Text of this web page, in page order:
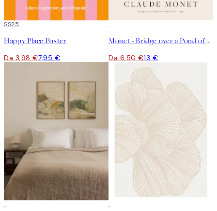
50%*
SS25
Happy Place Poster
Da 3,98 €7,95 €
Monet - Bridge over a Pond of Water Lilies Poster
Da 6,50 €13 €